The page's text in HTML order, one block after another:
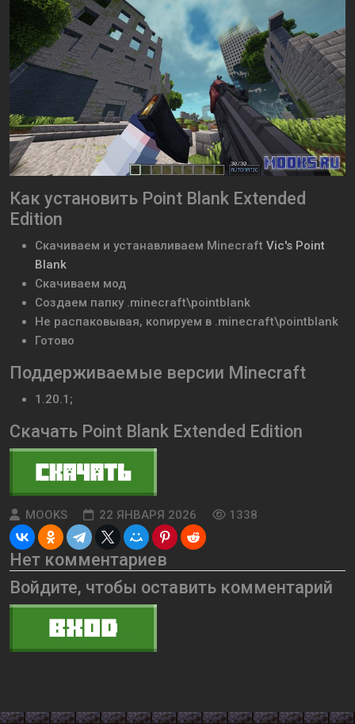
Как установить Point Blank Extended
Edition
Скачиваем и устанавливаем Minecraft Vic's Point
Blank
Скачиваем мод
Создаем папку .minecraft\pointblank
Не распаковывая, копируем в .minecraft\pointblank
Готово
Поддерживаемые версии Minecraft
1.20.1;
Скачать Point Blank Extended Edition
MOOKS 22 ЯНВАРЯ 2026 1338
Нет комментариев
Войдите, чтобы оставить комментарий